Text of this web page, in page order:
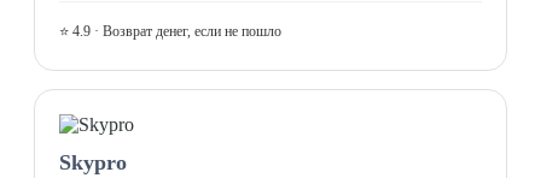
⭐ 4.9 · Возврат денег, если не пошло
Skypro